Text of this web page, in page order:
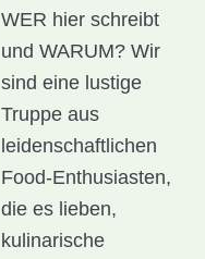
WER hier schreibt
und WARUM?Wir
sind eine lustige
Truppe aus
leidenschaftlichen
Food-Enthusiasten,
die es lieben,
kulinarische